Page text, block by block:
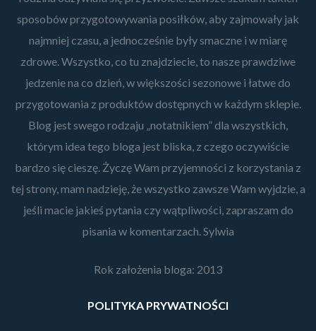
sposobów przygotowywania posiłków, aby zajmowały jak
najmniej czasu, a jednocześnie były smaczne i w miarę
zdrowe. Wszystko, co tu znajdziecie, to nasze prawdziwe
jedzenie na co dzień, w większości sezonowe i łatwe do
przygotowania z produktów dostępnych w każdym sklepie.
Blog jest swego rodzaju „notatnikiem” dla wszystkich,
którym idea tego bloga jest bliska, z czego oczywiście
bardzo się cieszę. Życzę Wam przyjemności z korzystania z
tej strony, mam nadzieję, że wszystko zawsze Wam wyjdzie, a
jeśli macie jakieś pytania czy wątpliwości, zapraszam do
pisania w komentarzach. Sylwia
Rok założenia bloga: 2013
POLITYKA PRYWATNOŚCI